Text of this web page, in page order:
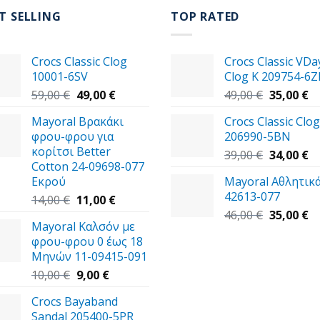
SELLING
Crocs Classic Clog
10001-6SV
59,00€ Original
was:
59,00 €.
49,00 €Η
τιμή
Mayoral Βρακάκι
φρου-φρου για
κορίτσι Better
Cotton 24-09698-077
Εκρού
14,00€ Original
was:
14,00 €.
11,00 €Η
τιμή
είναι:
11,00 €.
Mayoral Καλσόν με
φρου-φρου 0 έως 18
Μηνών 11-09415-091
10,00€ Original
was:
9,00 €Η
τιμή
Crocs Bayaband
Sandal 205400-5PR
TOP RATED
Crocs Classic
Clog K 209754-
49,00€ Original
was:
49,00 €.
35,00 €Η
Crocs Classic
206990-5BN
39,00€ Original
was:
39,00 €.
34,00 €Η
Mayoral
42613-077
46,00€ Original
35,00 €Η